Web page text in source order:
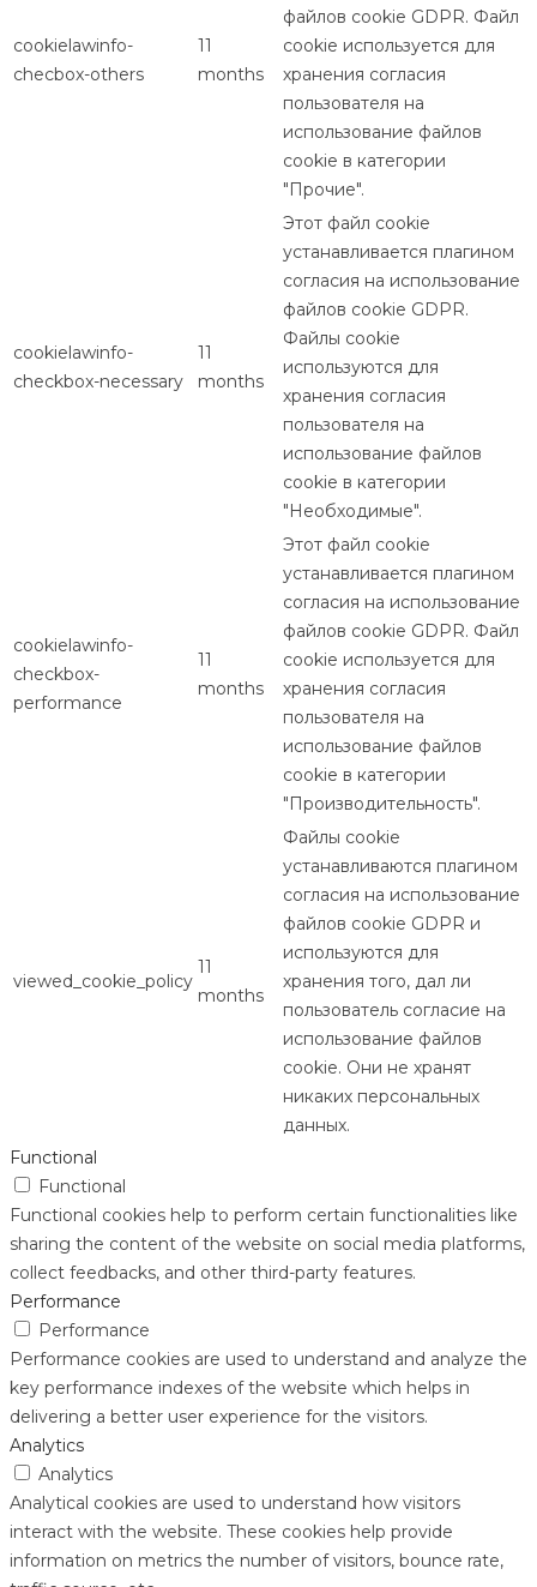
cookielawinfo-
checbox-others
11
months
файлов cookie GDPR. Файл
cookie используется для
хранения согласия
пользователя на
использование файлов
cookie в категории
"Прочие".
cookielawinfo-
checkbox-necessary
11
months
Этот файл cookie
устанавливается плагином
согласия на использование
файлов cookie GDPR.
Файлы cookie
используются для
хранения согласия
пользователя на
использование файлов
cookie в категории
"Необходимые".
cookielawinfo-
checkbox-
performance
11
months
Этот файл cookie
устанавливается плагином
согласия на использование
файлов cookie GDPR. Файл
cookie используется для
хранения согласия
пользователя на
использование файлов
cookie в категории
"Производительность".
viewed_cookie_policy
11
months
Файлы cookie
устанавливаются плагином
согласия на использование
файлов cookie GDPR и
используются для
хранения того, дал ли
пользователь согласие на
использование файлов
cookie. Они не хранят
никаких персональных
данных.
Functional
Functional
Functional cookies help to perform certain functionalities like
sharing the content of the website on social media platforms,
collect feedbacks, and other third-party features.
Performance
Performance
Performance cookies are used to understand and analyze the
key performance indexes of the website which helps in
delivering a better user experience for the visitors.
Analytics
Analytics
Analytical cookies are used to understand how visitors
interact with the website. These cookies help provide
information on metrics the number of visitors, bounce rate,